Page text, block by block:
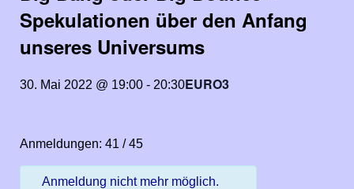
Spekulationen über den Anfang
unseres Universums
30. Mai 2022 @ 19:00 - 20:30EURO3
Anmeldungen: 41 / 45
Anmeldung nicht mehr möglich.